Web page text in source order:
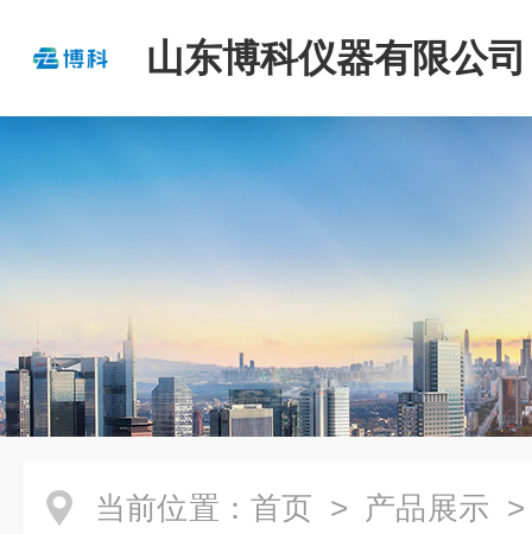
山东博科仪器有限公司
当前位置： 首页 > 产品展示